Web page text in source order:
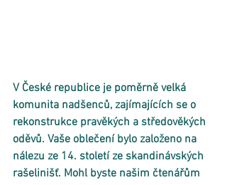
V České republice je poměrně velká
komunita nadšenců, zajímajících se o
rekonstrukce pravěkých a středověkých
oděvů. Vaše oblečení bylo založeno na
nálezu ze 14. století ze skandinávských
rašelinišť. Mohl byste našim čtenářům